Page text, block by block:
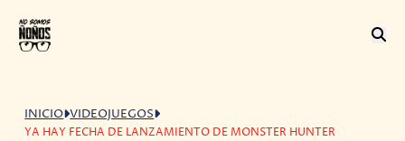
INICIO VIDEOJUEGOS
YA HAY FECHA DE LANZAMIENTO DE MONSTER HUNTER